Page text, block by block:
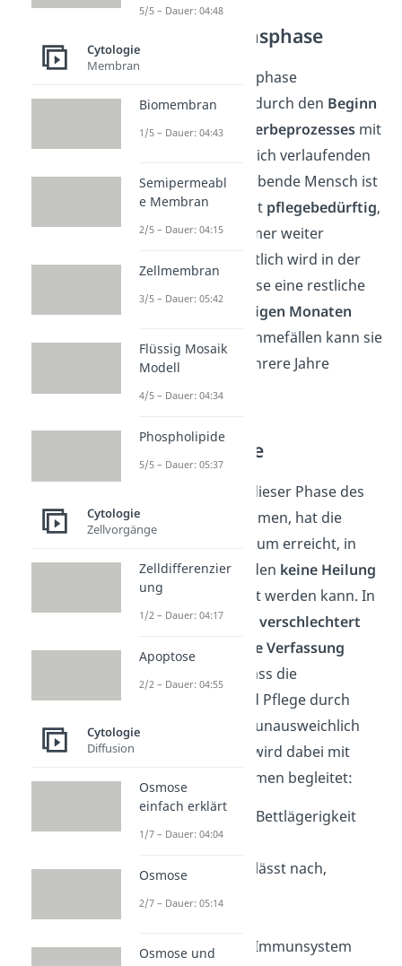
Rehabilitationsphase
Die Rehabilitationsphase
kennzeichnet sich durch den Beginn
des natürlichen Sterbeprozesses mit
einer am Ende tödlich verlaufenden
Krankheit. Der sterbende Mensch ist
durch die Krankheit pflegebedürftig,
während diese immer weiter
voranschreitet. Zeitlich wird in der
Rehabilitationsphase eine restliche
einigen Monaten
erwartet. In Ausnahmefällen kann sie
sich auch über mehrere Jahre
strecken.
Terminalphase
Ist der Mensch in dieser Phase des
Sterbens angekommen, hat die
Krankheit ein Stadium erreicht, in
dem dem Sterbenden keine Heilung
mehr vorhergesagt werden kann. In
der Terminalphaseverschlechtert
sich die
körperliche Verfassung
nämlich so weit, dass die
Unterstützung und Pflege durch
andere Menschen unausweichlich
wird. Diese Phase wird dabei mit
folgenden Symptomen begleitet:
Schwäche und Bettlägerigkeit
Atemnot
Konzentration lässt nach,
geschwächtes Immunsystem
5/5 – Dauer: 04:48
Cytologie
Membran
Biomembran
1/5 – Dauer: 04:43
Semipermeabl
e Membran
2/5 – Dauer: 04:15
Zellmembran
3/5 – Dauer: 05:42
Flüssig Mosaik
Modell
4/5 – Dauer: 04:34
Phospholipide
5/5 – Dauer: 05:37
Cytologie
Zellvorgänge
Zelldifferenzier
ung
1/2 – Dauer: 04:17
Apoptose
2/2 – Dauer: 04:55
Cytologie
Diffusion
Osmose
einfach erklärt
1/7 – Dauer: 04:04
Osmose
2/7 – Dauer: 05:14
Osmose und